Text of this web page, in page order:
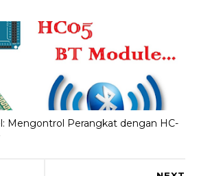
Mengontrol Perangkat dengan HC-